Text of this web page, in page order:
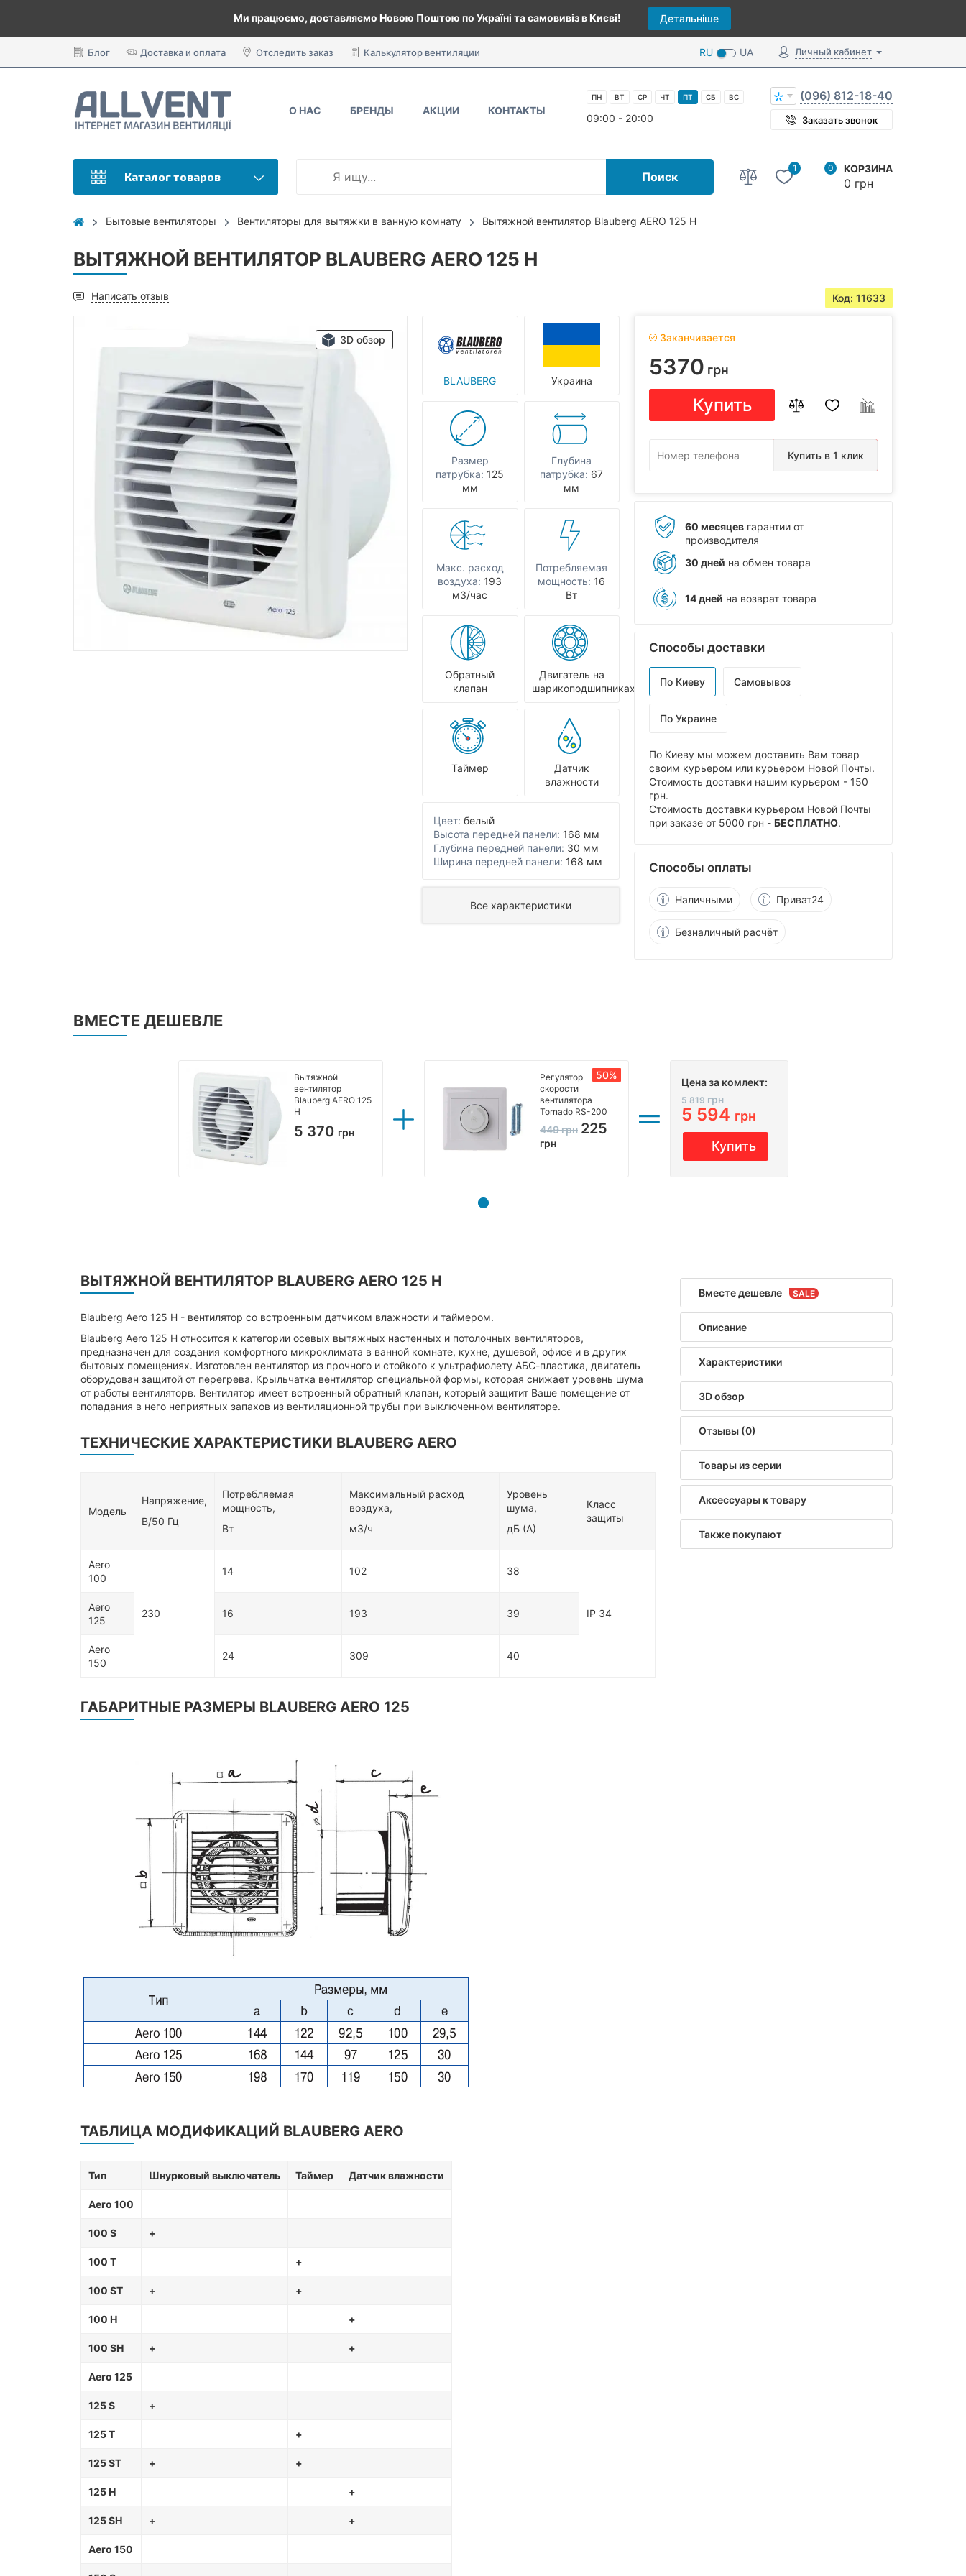
Ми працюємо, доставляємо Новою Поштою по Україні та самовивіз в Києві! Детальніше
Блог Доставка и оплата Отследить заказ Калькулятор вентиляции Личный кабинет
RU UA
О НАС БРЕНДЫ АКЦИИ КОНТАКТЫ
ПН ВТ СР ЧТ ПТ СБ ВС
09:00 - 20:00
(096) 812-18-40
Заказать звонок
Каталог товаров Поиск
0 КОРЗИНА
0 грн
1
Бытовые вентиляторы Вентиляторы для вытяжки в ванную комнату Вытяжной вентилятор Blauberg AERO 125 H
ВЫТЯЖНОЙ ВЕНТИЛЯТОР BLAUBERG AERO 125 H
Написать отзыв Код: 11633
3D обзор
BLAUBERG Украина
Размер
патрубка: 125
мм
Глубина
патрубка: 67
мм
Макс. расход
воздуха: 193
мЗ/час
Потребляемая
мощность: 16
Вт
Обратный
клапан
Двигатель на
шарикоподшипниках
Таймер
Датчик
влажности
Цвет: белый
Высота передней панели: 168 мм
Глубина передней панели: 30 мм
Ширина передней панели: 168 мм
Все характеристики
Заканчивается
5370 грн
Купить
Купить в 1 клик
60 месяцев гарантии от
производителя
30 дней на обмен товара
14 дней на возврат товара
Способы доставки
По Киеву Самовывоз
По Украине
По Киеву мы можем доставить Вам товар
своим курьером или курьером Новой Почты.
Стоимость доставки нашим курьером - 150
грн.
Стоимость доставки курьером Новой Почты
при заказе от 5000 грн - БЕСПЛАТНО.
Способы оплаты
Наличными Приват24
Безналичный расчёт
ВМЕСТЕ ДЕШЕВЛЕ
Вытяжной
вентилятор
Blauberg AERO 125
H
5 370 грн
50%
Регулятор
скорости
вентилятора
Tornado RS-200
449грн 225
грн
Цeна за комлект:
5 819грн
5 594 грн
Купить
Вместе дешевле
Описание
Характеристики
3D обзор
Отзывы (0)
Товары из серии
Аксессуары к товару
Также покупают
ВЫТЯЖНОЙ ВЕНТИЛЯТОР BLAUBERG AERO 125 H
Blauberg Aero 125 H - вентилятор со встроенным датчиком влажности и таймером.
Blauberg Aero 125 H относится к категории осевых вытяжных настенных и потолочных вентиляторов,
предназначен для создания комфортного микроклимата в ванной комнате, кухне, душевой, офисе и в других
бытовых помещениях. Изготовлен вентилятор из прочного и стойкого к ультрафиолету АБС-пластика, двигатель
оборудован защитой от перегрева. Крыльчатка вентилятор специальной формы, которая снижает уровень шума
от работы вентиляторв. Вентилятор имеет встроенный обратный клапан, который защитит Ваше помещение от
попадания в него неприятных запахов из вентиляционной трубы при выключенном вентиляторе.
ТЕХНИЧЕСКИЕ ХАРАКТЕРИСТИКИ BLAUBERG AERO
Модель
Напряжение,
В/50 Гц
Потребляемая
мощность,
Вт
Максимальный расход
воздуха,
м3/ч
Уровень
шума,
дБ (А)
Класс
защиты
Aero
100
230
14 102 38
IP 34
Aero
125
16 193 39
Aero
150
24 309 40
ГАБАРИТНЫЕ РАЗМЕРЫ BLAUBERG AERO 125
ТАБЛИЦА МОДИФИКАЦИЙ BLAUBERG AERO
Тип Шнурковый выключатель Таймер Датчик влажности
Aero 100
100 S +
100 T +
100 ST + +
100 H +
100 SH + +
Aero 125
125 S +
125 T +
125 ST + +
125 H +
125 SH + +
Aero 150